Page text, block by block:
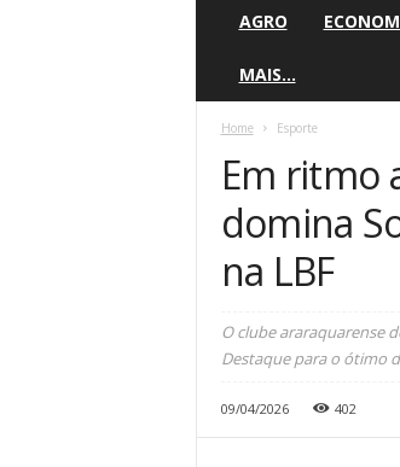
AGRO
MAIS…
Home Esporte
Em ritmo
domina
na LBF
O clube araraquarense
Destaque para o ótimo
09/04/2026 402